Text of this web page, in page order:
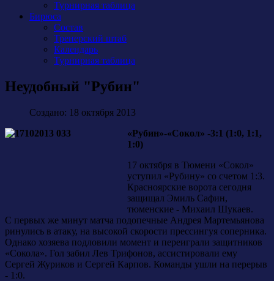
Турнирная таблица
Бирюса
Состав
Тренерский штаб
Календарь
Турнирная таблица
Неудобный "Рубин"
Создано: 18 октября 2013
«Рубин»-«Сокол» -3:1 (1:0, 1:1,
1:0)
17 октября в Тюмени «Сокол»
уступил «Рубину» со счетом 1:3.
Красноярские ворота сегодня
защищал Эмиль Сафин,
тюменские - Михаил Шукаев.
С первых же минут матча подопечные Андрея Мартемьянова
ринулись в атаку, на высокой скорости прессингуя соперника.
Однако хозяева подловили момент и переиграли защитников
«Сокола». Гол забил Лев Трифонов, ассистировали ему
Сергей Журиков и Сергей Карпов. Команды ушли на перерыв
- 1:0.